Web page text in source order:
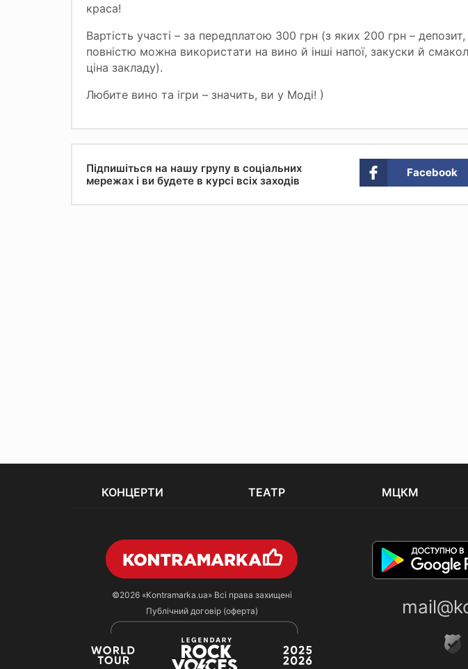
краса!
Вартість участі – за передплатою 300 грн (з яких 200 грн –
повністю можна використати на вино й інші напої, закуски й
ціна закладу).
Любите вино та ігри – значить, ви у Моді! )
Підпишіться на нашу групу в соціальних
мережах і ви будете в курсі всіх заходів
Facebook
КОНЦЕРТИ ТЕАТР МЦКМ
©2026 «Kontramarka.ua»Всі права захищені
Публічний договір (оферта)